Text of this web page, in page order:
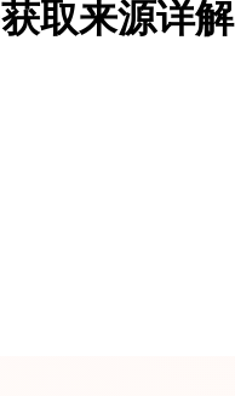
取来源详解